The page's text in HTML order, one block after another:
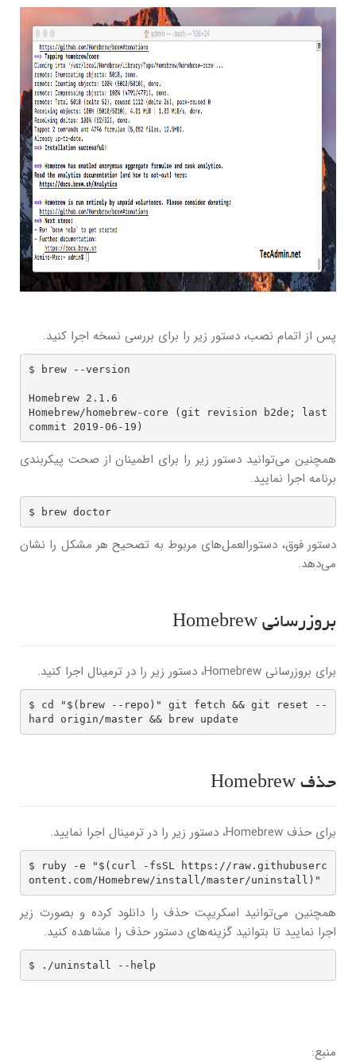
پس از اتمام نصب، دستور زیر را برای بررسی نسخه اجرا کنید.
$ brew --version
Homebrew 2.1.6
Homebrew/homebrew-core (git revision b2de; last
commit 2019-06-19)
همچنین می‌توانید دستور زیر را برای اطمینان از صحت پیکربندی
برنامه اجرا نمایید.
$ brew doctor
دستور فوق، دستورالعمل‌های مربوط به تصحیح هر مشکل را نشان
می‌دهد.
بروزرسانی Homebrew
برای بروزرسانی Homebrew، دستور زیر را در ترمینال اجرا کنید.
$ cd "$(brew --repo)" git fetch && git reset --
hard origin/master && brew update
حذف Homebrew
برای حذف Homebrew، دستور زیر را در ترمینال اجرا نمایید.
$ ruby -e "$(curl -fsSL https://raw.githubuserc
ontent.com/Homebrew/install/master/uninstall)"
همچنین می‌توانید اسکریپت حذف را دانلود کرده و بصورت زیر
اجرا نمایید تا بتوانید گزینه‌های دستور حذف را مشاهده کنید.
$ ./uninstall --help
منبع: